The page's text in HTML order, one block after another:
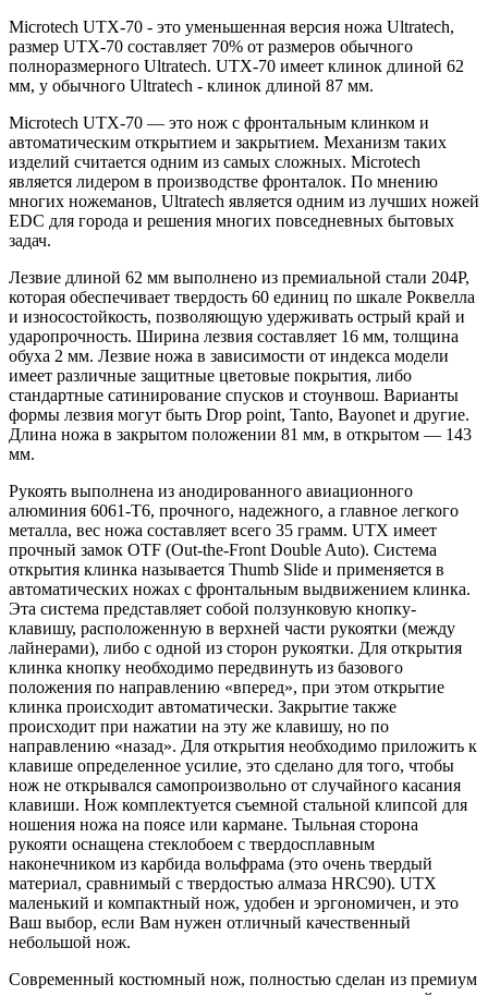
Microtech UTX-70 - это уменьшенная версия ножа Ultratech,
размер UTX-70 составляет 70% от размеров обычного
полноразмерного Ultratech. UTX-70 имеет клинок длиной 62
мм, у обычного Ultratech - клинок длиной 87 мм.
Microtech UTX-70 — это нож с фронтальным клинком и
автоматическим открытием и закрытием. Механизм таких
изделий считается одним из самых сложных. Microtech
является лидером в производстве фронталок. По мнению
многих ножеманов, Ultratech является одним из лучших ножей
EDC для города и решения многих повседневных бытовых
задач.
Лезвие длиной 62 мм выполнено из премиальной стали 204P,
которая обеспечивает твердость 60 единиц по шкале Роквелла
и износостойкость, позволяющую удерживать острый край и
ударопрочность. Ширина лезвия составляет 16 мм, толщина
обуха 2 мм. Лезвие ножа в зависимости от индекса модели
имеет различные защитные цветовые покрытия, либо
стандартные сатинирование спусков и стоунвош. Варианты
формы лезвия могут быть Drop point, Tanto, Bayonet и другие.
Длина ножа в закрытом положении 81 мм, в открытом — 143
мм.
Рукоять выполнена из анодированного авиационного
алюминия 6061-T6, прочного, надежного, а главное легкого
металла, вес ножа составляет всего 35 грамм. UTX имеет
прочный замок OTF (Out-the-Front Double Auto). Система
открытия клинка называется Thumb Slide и применяется в
автоматических ножах с фронтальным выдвижением клинка.
Эта система представляет собой ползунковую кнопку-
клавишу, расположенную в верхней части рукоятки (между
лайнерами), либо с одной из сторон рукоятки. Для открытия
клинка кнопку необходимо передвинуть из базового
положения по направлению «вперед», при этом открытие
клинка происходит автоматически. Закрытие также
происходит при нажатии на эту же клавишу, но по
направлению «назад». Для открытия необходимо приложить к
клавише определенное усилие, это сделано для того, чтобы
нож не открывался самопроизвольно от случайного касания
клавиши. Нож комплектуется съемной стальной клипсой для
ношения ножа на поясе или кармане. Тыльная сторона
рукояти оснащена стеклобоем с твердосплавным
наконечником из карбида вольфрама (это очень твердый
материал, сравнимый с твердостью алмаза HRC90). UTX
маленький и компактный нож, удобен и эргономичен, и это
Ваш выбор, если Вам нужен отличный качественный
небольшой нож.
Современный костюмный нож, полностью сделан из премиум